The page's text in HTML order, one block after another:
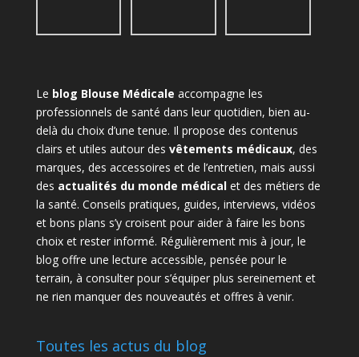
Le blog Blouse Médicale accompagne les
professionnels de santé dans leur quotidien, bien au-
delà du choix d’une tenue. Il propose des contenus
clairs et utiles autour des vêtements médicaux, des
marques, des accessoires et de l’entretien, mais aussi
des actualités du monde médicalet des métiers de
la santé. Conseils pratiques, guides, interviews, vidéos
et bons plans s’y croisent pour aider à faire les bons
choix et rester informé. Régulièrement mis à jour, le
blog offre une lecture accessible, pensée pour le
terrain, à consulter pour s’équiper plus sereinement et
ne rien manquer des nouveautés et offres à venir.
Toutes les actus du blog